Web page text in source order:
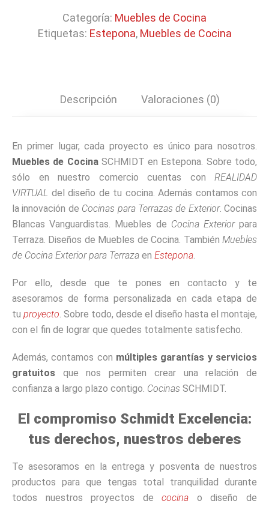
Categoría: Muebles de Cocina
Etiquetas: Estepona, Muebles de Cocina
Descripción Valoraciones (0)
En primer lugar, cada proyecto es único para nosotros.
Muebles de CocinaSCHMIDT en Estepona. Sobre todo,
sólo en nuestro comercio cuentas con REALIDAD
VIRTUAL del diseño de tu cocina. Además contamos con
la innovación de Cocinas para Terrazas de Exterior. Cocinas
Blancas Vanguardistas. Muebles de Cocina Exteriorpara
Terraza. Diseños de Muebles de Cocina. También Muebles
de Cocina Exterior para Terraza en Estepona.
Por ello, desde que te pones en contacto y te
asesoramos de forma personalizada en cada etapa de
tu proyecto. Sobre todo, desde el diseño hasta el montaje,
con el fin de lograr que quedes totalmente satisfecho.
Además, contamos con múltiples garantías y servicios
gratuitos que nos permiten crear una relación de
confianza a largo plazo contigo. Cocinas SCHMIDT.
El compromiso Schmidt Excelencia:
tus derechos, nuestros deberes
Te asesoramos en la entrega y posventa de nuestros
productos para que tengas total tranquilidad durante
todos nuestros proyectos decocina o diseño de